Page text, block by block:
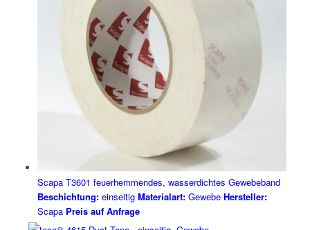
Scapa T3601 feuerhemmendes, wasserdichtes Gewebeband
Beschichtung:einseitig Materialart:Gewebe Hersteller:
Scapa Preis auf Anfrage